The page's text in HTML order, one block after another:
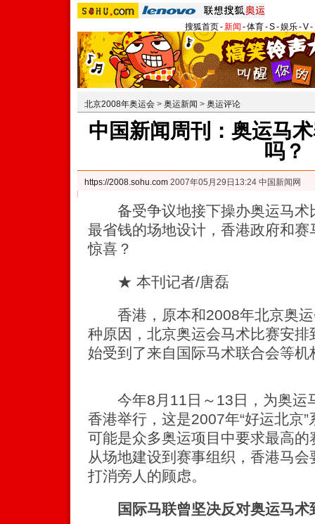
搜狐首页-新闻 -体育-S-娱乐-V-
北京2008年奥运会 > 奥运新闻 > 奥运评论
中国新闻周刊：奥运马
吗？
https://2008.sohu.com 2007年05月29日13:24 中国新闻网
备受争议地接下操办奥运马术
最省钱的场地设计，香港政府和
惊喜？
★ 本刊记者/唐磊
香港，原本和2008年北京奥运
种原因，北京奥运会马术比赛安
始受到了来自国际马术联合会等机
今年8月11日～13日，为奥运
香港举行，这是2007年“好运北京
可能是众多奥运项目中要求最高
从场地建设到赛事组织，香港马
打消旁人的顾虑。
国际马联曾坚决反对奥运马术